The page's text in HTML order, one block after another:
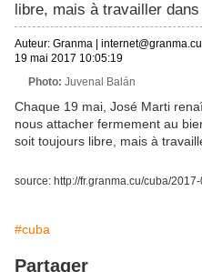
libre, mais à travailler dans
Auteur: Granma
internet@granma.cu
19 mai 2017 10:05:19
Photo: Juvenal Balán
Chaque 19 mai, José Marti
nous attacher fermement au
soit toujours libre, mais à
source: http://fr.granma.cu/cuba/
#cuba
Partager